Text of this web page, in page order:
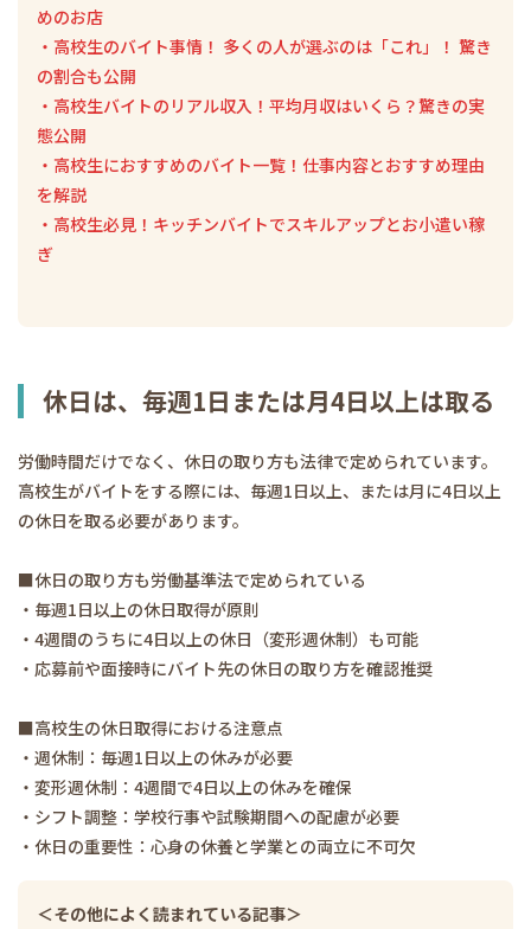
めのお店
・高校生のバイト事情！ 多くの人が選ぶのは「これ」！ 驚き
の割合も公開
・高校生バイトのリアル収入！平均月収はいくら？驚きの実
態公開
・高校生におすすめのバイト一覧！仕事内容とおすすめ理由
を解説
・高校生必見！キッチンバイトでスキルアップとお小遣い稼
ぎ
休日は、毎週1日または月4日以上は取る
労働時間だけでなく、休日の取り方も法律で定められています。
高校生がバイトをする際には、毎週1日以上、または月に4日以上
の休日を取る必要があります。
■ 休日の取り方も労働基準法で定められている
・毎週1日以上の休日取得が原則
・4週間のうちに4日以上の休日（変形週休制）も可能
・応募前や面接時にバイト先の休日の取り方を確認推奨
■高校生の休日取得における注意点
・週休制：毎週1日以上の休みが必要
・変形週休制：4週間で4日以上の休みを確保
・シフト調整：学校行事や試験期間への配慮が必要
・休日の重要性：心身の休養と学業との両立に不可欠
＜その他によく読まれている記事＞